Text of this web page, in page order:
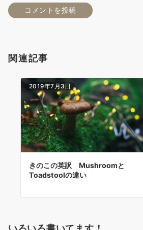
関連記事
2019年7月3日
きのこの英訳 Mushroomと
Toadstoolの違い
いろいろ書いてます！